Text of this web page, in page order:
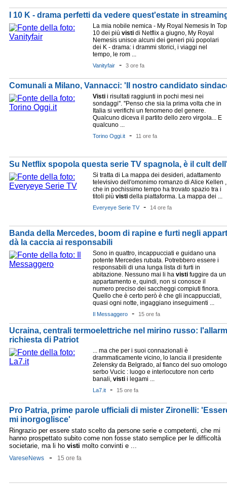
I 10 K - drama perfetti da vedere quest'estate in
La mia nobile nemica - My Royal Nemesis In Top
10 dei più visti di Netflix a giugno, My Royal
Nemesis unisce alcuni dei generi più popolari
dei K - drama: i drammi storici, i viaggi nel
tempo, le rom ...
Vanityfair - 3 ore fa
Comunali a Milano, Vannacci: 'Il nostro candidato
Visti i risultati raggiunti in pochi mesi nei
sondaggi''. ''Penso che sia la prima volta che in
Italia si verifichi un fenomeno del genere.
Qualcuno diceva il partito dello zero virgola... E
qualcuno ...
Torino Oggi.it - 11 ore fa
Su Netflix spopola questa serie TV spagnola, è il cult
Si tratta di La mappa dei desideri, adattamento
televisivo dell'omonimo romanzo di Alice Kellen ,
che in pochissimo tempo ha trovato spazio tra i
titoli più visti della piattaforma. La mappa dei ...
Everyeye Serie TV- 14 ore fa
Banda della Mercedes, boom di rapine e furti negli
dà la caccia ai responsabili
Sono in quattro, incappucciati e guidano una
potente Mercedes rubata. Potrebbero essere i
responsabili di una lunga lista di furti in
abitazione. Nessuno mai li ha visti fuggire da un
appartamento e, quindi, non si conosce il
numero preciso dei saccheggi compiuti finora.
Quello che è certo però è che gli incappucciati,
quasi ogni notte, ingaggiano inseguimenti ...
Il Messaggero - 15 ore fa
Ucraina, centrali termoelettriche nel mirino russo:
richiesta di Patriot
... ma che per i suoi connazionali è
drammaticamente vicino, lo lancia il presidente
Zelensky da Belgrado, al fianco del suo omologo
serbo Vucic : luogo e interlocutore non certo
banali, visti i legami ...
La7.it - 15 ore fa
Pro Patria, prime parole ufficiali di mister Zironelli:
mi inorgoglisce'
Ringrazio per essere stato scelto da persone serie e competenti, che mi
hanno prospettato subito come non fosse stato semplice per le difficoltà
societarie, ma li ho visti molto convinti e ...
VareseNews - 15 ore fa